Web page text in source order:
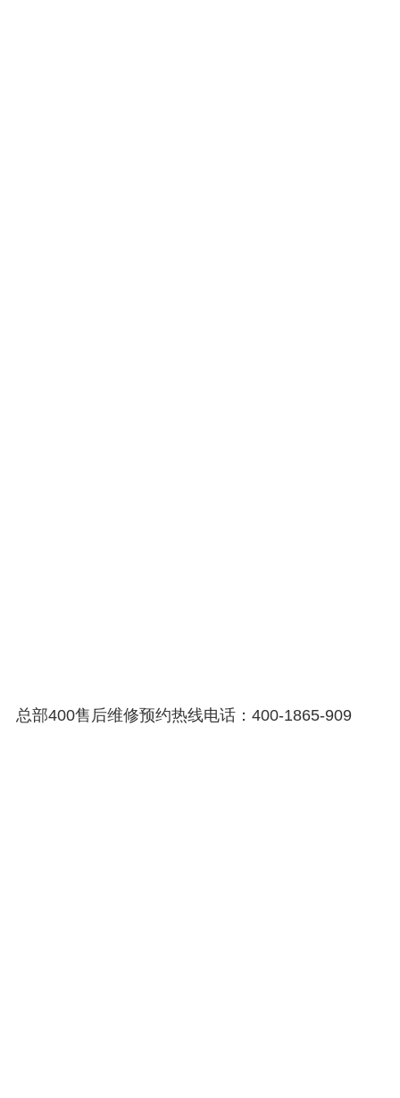
总部400售后维修预约热线电话：400-1865-909